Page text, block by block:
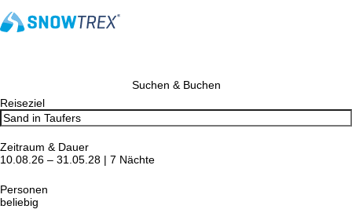
Suchen & Buchen
Reiseziel
Zeitraum & Dauer
10.08.26 – 31.05.28 | 7 Nächte
Personen
beliebig